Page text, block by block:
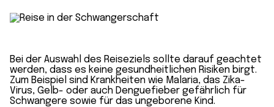
Bei der Auswahl des Reiseziels sollte darauf geachtet
werden, dass es keine gesundheitlichen Risiken birgt.
Zum Beispiel sind Krankheiten wie Malaria, das Zika-
Virus, Gelb- oder auch Denguefieber gefährlich für
Schwangere sowie für das ungeborene Kind.